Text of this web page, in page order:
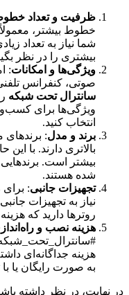
ظرفیت و تعداد
خطوط بیشتر،
شما نیاز به تعداد
بیشتری را در نظر
ویژگی‌ها و امکانات:
صوتی، کنفرانس
سانترال تحت شبکه
ویژگی‌ها برای
انتخاب کنید.
برند و مدل: برندهای
بالاتری دارند. با
بیشتر است. برندهایی
شده هستند.
تجهیزات جانبی:
نیاز به تجهیزات
روترها دارید که
هزینه نصب و
هزینه جداگانه‌ای
به صورت رایگان یا
در نهایت، در نظر داشته